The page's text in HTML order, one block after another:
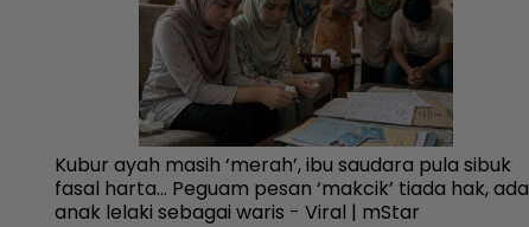
Kubur ayah masih ‘merah’, ibu saudara pula sibuk
fasal harta... Peguam pesan ‘makcik’ tiada hak, ada
anak lelaki sebagai waris - Viral | mStar